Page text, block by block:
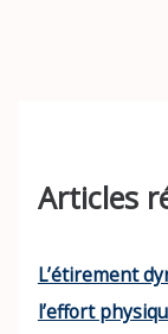
Articles
L’étirement
l’effort